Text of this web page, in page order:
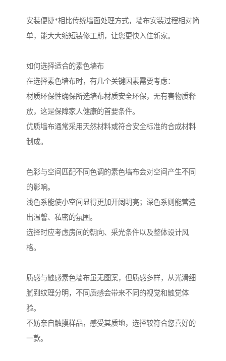
安装便捷*相比传统墙面处理方式，墙布安装过程相对简
单，能大大缩短装修工期，让您更快入住新家。
如何选择适合的素色墙布
在选择素色墙布时，有几个关键因素需要考虑：
材质环保性确保所选墙布材质安全环保，无有害物质释
放，这是保障家人健康的首要条件。
优质墙布通常采用天然材料或符合安全标准的合成材料
制成。
色彩与空间匹配不同色调的素色墙布会对空间产生不同
的影响。
浅色系能使小空间显得更加开阔明亮；深色系则能营造
出温馨、私密的氛围。
选择时应考虑房间的朝向、采光条件以及整体设计风
格。
质感与触感素色墙布虽无图案，但质感多样，从光滑细
腻到纹理分明，不同质感会带来不同的视觉和触觉体
验。
不妨亲自触摸样品，感受其质地，选择较符合您喜好的
一款。